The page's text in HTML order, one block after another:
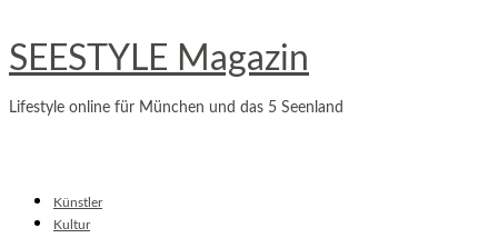
SEESTYLE Magazin
Lifestyle online für München und das 5 Seenland
Künstler
Kultur